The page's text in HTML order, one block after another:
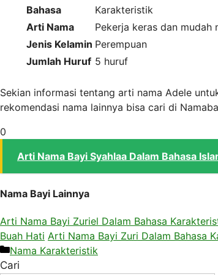
Bahasa
Karakteristik
Arti Nama
Pekerja keras dan mudah
Jenis Kelamin Perempuan
Jumlah Huruf 5 huruf
Sekian informasi tentang arti nama Adele
rekomendasi nama lainnya bisa cari di
0
Arti Nama Bayi Syahlaa Dalam Bahasa
Nama Bayi Lainnya
Arti Nama Bayi Zuriel Dalam Bahasa
Buah Hati Arti Nama Bayi Zuri Dalam Bahasa
Kategori
Nama Karakteristik
Cari